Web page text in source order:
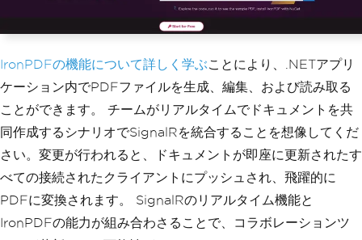
IronPDFの機能について詳しく学ぶことにより、.NETアプリ
ケーション内でPDFファイルを生成、編集、および読み取る
ことができます。 チームがリアルタイムでドキュメントを共
同作成するシナリオでSignalRを統合することを想像してくだ
さい。変更が行われると、ドキュメントが即座に更新されたす
べての接続されたクライアントにプッシュされ、飛躍的に
PDFに変換されます。 SignalRのリアルタイム機能と
IronPDFの能力が組み合わさることで、コラボレーションツ